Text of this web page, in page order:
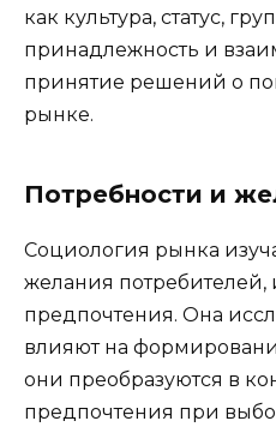
как культура, статус,
принадлежность и
принятие решений о
рынке.
Потребности и
Социология рынка
желания
предпочтения. Она
влияют на
они преобразуются в
предпочтения при